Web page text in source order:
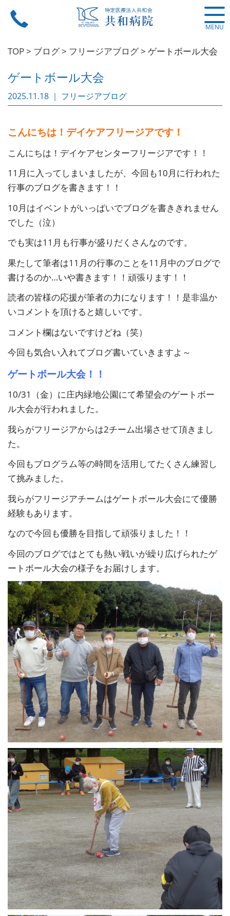
MENU
TOP> ブログ> フリージアブログ> ゲートボール大会
ゲートボール大会
2025.11.18 ｜ フリージアブログ
こんにちは！デイケアフリージアです！
こんにちは！デイケアセンターフリージアです！！
11月に入ってしまいましたが、今回も10月に行われた
行事のブログを書きます！！
10月はイベントがいっぱいでブログを書ききれません
でした（泣）
でも実は11月も行事が盛りだくさんなのです。
果たして筆者は11月の行事のことを11月中のブログで
書けるのか…いや書きます！！頑張ります！！
読者の皆様の応援が筆者の力になります！！是非温か
いコメントを頂けると嬉しいです。
コメント欄はないですけどね（笑）
今回も気合い入れてブログ書いていきますよ～
ゲートボール大会！！
10/31（金）に庄内緑地公園にて希望会のゲートボー
ル大会が行われました。
我らがフリージアからは2チーム出場させて頂きまし
た。
今回もプログラム等の時間を活用してたくさん練習し
て挑みました。
我らがフリージアチームはゲートボール大会にて優勝
経験もあります。
なので今回も優勝を目指して頑張りました！！
今回のブログではとても熱い戦いが繰り広げられたゲ
ートボール大会の様子をお届けします。